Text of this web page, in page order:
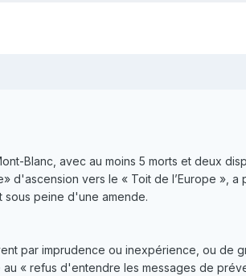
Blanc, avec au moins 5 morts et deux
d'ascension vers le « Toit de l’Europe »,
sous peine d'une amende.
par imprudence ou inexpérience, ou de
« refus d'entendre les messages de